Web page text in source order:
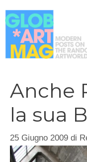
al
contenuto
Anche
la sua
25 Giugno 2009 di